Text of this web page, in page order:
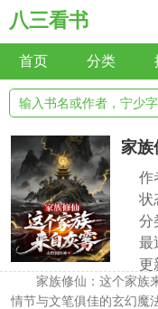
八三看书
首页 分类
家族
作
状
分
最
更
家族修仙：这个家族
情节与文笔俱佳的玄幻魔